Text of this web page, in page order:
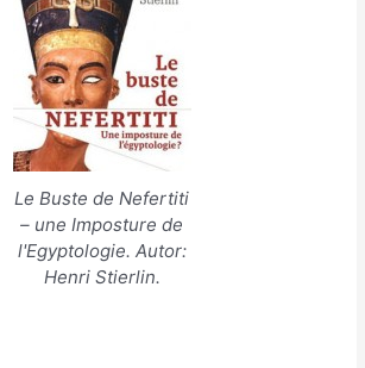
Le Buste de Nefertiti
– une Imposture de
l'Egyptologie. Autor:
Henri Stierlin.